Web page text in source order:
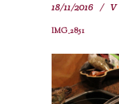
18/11/2016 V
IMG_2851